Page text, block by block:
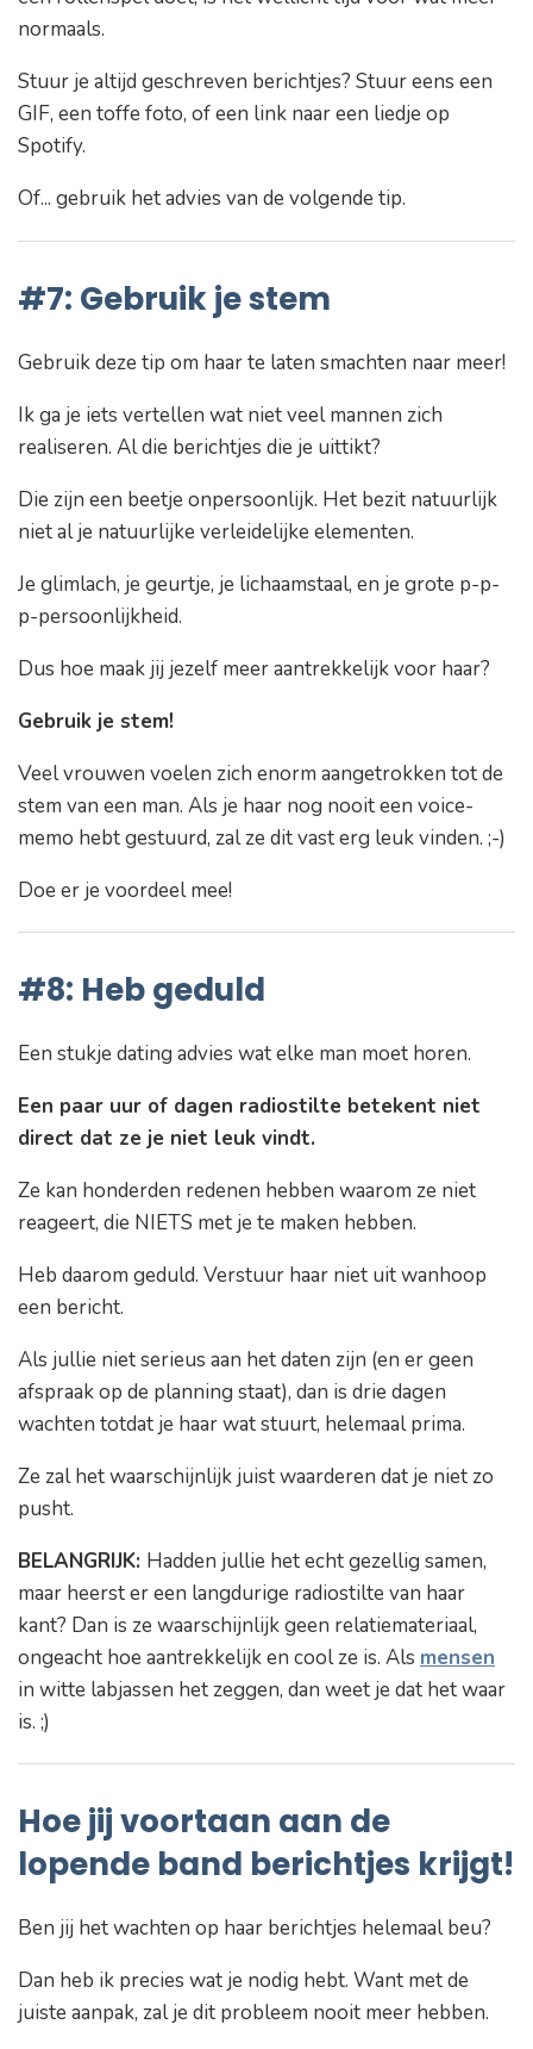
normaals.
Stuur je altijd geschreven berichtjes? Stuur eens een
GIF, een toffe foto, of een link naar een liedje op
Spotify.
Of... gebruik het advies van de volgende tip.
#7: Gebruik je stem
Gebruik deze tip om haar te laten smachten naar meer!
Ik ga je iets vertellen wat niet veel mannen zich
realiseren. Al die berichtjes die je uittikt?
Die zijn een beetje onpersoonlijk. Het bezit natuurlijk
niet al je natuurlijke verleidelijke elementen.
Je glimlach, je geurtje, je lichaamstaal, en je grote p-p-
p-persoonlijkheid.
Dus hoe maak jij jezelf meer aantrekkelijk voor haar?
Gebruik je stem!
Veel vrouwen voelen zich enorm aangetrokken tot de
stem van een man. Als je haar nog nooit een voice-
memo hebt gestuurd, zal ze dit vast erg leuk vinden. ;-)
Doe er je voordeel mee!
#8: Heb geduld
Een stukje dating advies wat elke man moet horen.
Een paar uur of dagen radiostilte betekent niet
direct dat ze je niet leuk vindt.
Ze kan honderden redenen hebben waarom ze niet
reageert, die NIETS met je te maken hebben.
Heb daarom geduld. Verstuur haar niet uit wanhoop
een bericht.
Als jullie niet serieus aan het daten zijn (en er geen
afspraak op de planning staat), dan is drie dagen
wachten totdat je haar wat stuurt, helemaal prima.
Ze zal het waarschijnlijk juist waarderen dat je niet zo
pusht.
BELANGRIJK: Hadden jullie het echt gezellig samen,
maar heerst er een langdurige radiostilte van haar
kant? Dan is ze waarschijnlijk geen relatiemateriaal,
ongeacht hoe aantrekkelijk en cool ze is. Als mensen
in witte labjassen het zeggen, dan weet je dat het waar
is. ;)
Hoe jij voortaan aan de
lopende band berichtjes krijgt!
Ben jij het wachten op haar berichtjes helemaal beu?
Dan heb ik precies wat je nodig hebt. Want met de
juiste aanpak, zal je dit probleem nooit meer hebben.